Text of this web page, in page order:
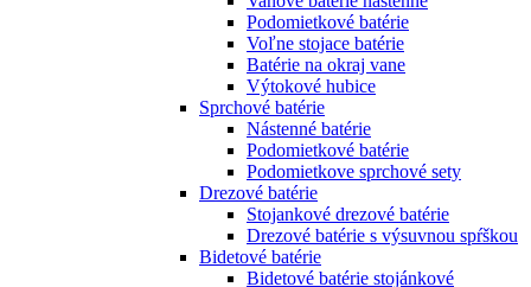
Podomietkové batérie
Voľne stojace batérie
Batérie na okraj vane
Výtokové hubice
Sprchové batérie
Nástenné batérie
Podomietkové batérie
Podomietkove sprchové sety
Drezové batérie
Stojankové drezové batérie
Drezové batérie s výsuvnou spŕškou
Bidetové batérie
Bidetové batérie stojánkové